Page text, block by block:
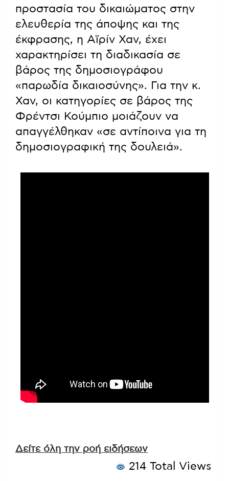
προστασία του δικαιώματος στην
ελευθερία της άποψης και της
έκφρασης, η Αϊρίν Χαν, έχει
χαρακτηρίσει τη διαδικασία σε
βάρος της δημοσιογράφου
«παρωδία δικαιοσύνης». Για την κ.
Χαν, οι κατηγορίες σε βάρος της
Φρέντσι Κούμπιο μοιάζουν να
απαγγέλθηκαν «σε αντίποινα για τη
δημοσιογραφική της δουλειά».
Δείτε όλη την ροή ειδήσεων
214 Total Views